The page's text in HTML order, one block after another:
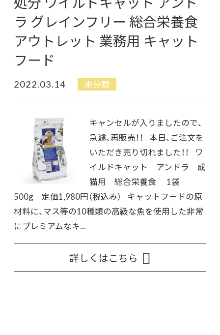
ラ グレインフリー 総合栄養食
アウトレット 業務用 キャット
フード
2022.03.14 未分類
キャンセルが入りましたので、
急遽、再販売！！ 本日、ご注文を
いただき売り切れました！！ ワ
イルドキャット アンドラ 成
猫用 総合栄養食 1袋
500g 定価1,980円（税込み） キャットフードの原
材料に、マス等の10種類の高級な魚を使用した非常
にプレミアムなキ...
詳しくはこちら